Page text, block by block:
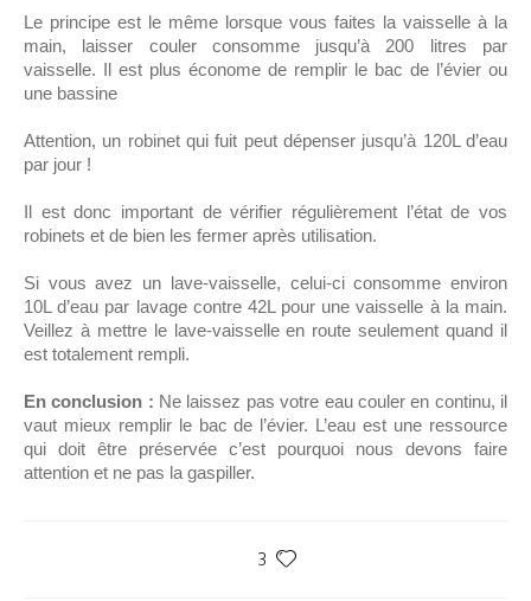
Le principe est le même lorsque vous faites la vaisselle à la
main, laisser couler consomme jusqu’à 200 litres par
vaisselle. Il est plus économe de remplir le bac de l’évier ou
une bassine
Attention, un robinet qui fuit peut dépenser jusqu’à 120L d’eau
par jour !
Il est donc important de vérifier régulièrement l’état de vos
robinets et de bien les fermer après utilisation.
Si vous avez un lave-vaisselle, celui-ci consomme environ
10L d’eau par lavage contre 42L pour une vaisselle à la main.
Veillez à mettre le lave-vaisselle en route seulement quand il
est totalement rempli.
En conclusion : Ne laissez pas votre eau couler en continu, il
vaut mieux remplir le bac de l’évier. L’eau est une ressource
qui doit être préservée c’est pourquoi nous devons faire
attention et ne pas la gaspiller.
3